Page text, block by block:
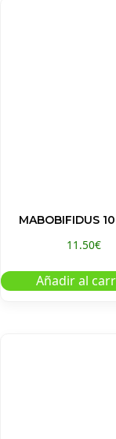
MABOBIFIDUS
11.50€
Añadir al